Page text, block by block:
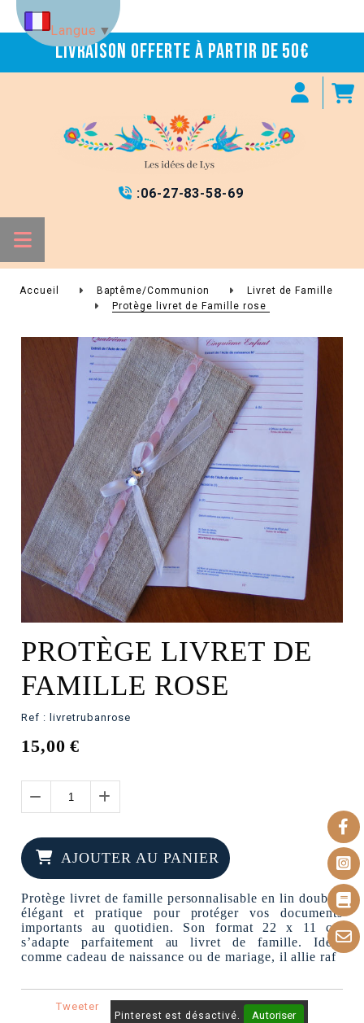
Livraison offerte à partir de 50€
 :06-27-83-58-69
Accueil Baptême/Communion
Livret de Famille
Protège livret de Famille rose
PROTÈGE LIVRET DE
FAMILLE ROSE
Ref : livretrubanrose
15,00 €
AJOUTER AU PANIER
Protège livret de famille personnalisable en lin doublé,
élégant et pratique pour protéger vos documents
importants au quotidien. Son format 22 x 11 cm
s’adapte parfaitement au livret de famille. Idéal
comme cadeau de naissance ou de mariage, il allie raf
Tweeter
Pinterest est désactivé. Autoriser
Langue ▼